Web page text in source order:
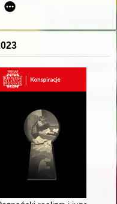
Stefana Wyszyńskiego w